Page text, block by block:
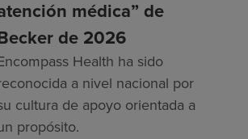
médica” de
de 2026
Health ha sido
a nivel nacional por
cultura de apoyo orientada a
propósito.